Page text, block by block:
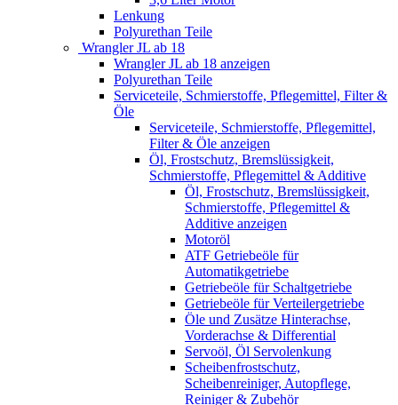
Lenkung
Polyurethan Teile
Wrangler JL ab 18
Wrangler JL ab 18 anzeigen
Polyurethan Teile
Serviceteile, Schmierstoffe, Pflegemittel, Filter &
Öle
Serviceteile, Schmierstoffe, Pflegemittel,
Filter & Öle anzeigen
Öl, Frostschutz, Bremslüssigkeit,
Schmierstoffe, Pflegemittel & Additive
Öl, Frostschutz, Bremslüssigkeit,
Schmierstoffe, Pflegemittel &
Additive anzeigen
Motoröl
ATF Getriebeöle für
Automatikgetriebe
Getriebeöle für Schaltgetriebe
Getriebeöle für Verteilergetriebe
Öle und Zusätze Hinterachse,
Vorderachse & Differential
Servoöl, Öl Servolenkung
Scheibenfrostschutz,
Scheibenreiniger, Autopflege,
Reiniger & Zubehör